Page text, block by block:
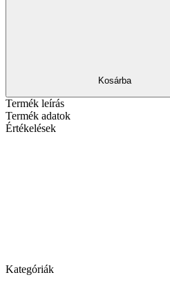
Kosárba
Termék leírás
Termék adatok
Értékelések
Kategóriák